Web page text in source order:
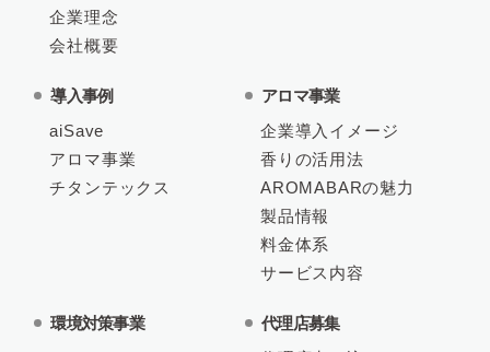
企業理念
会社概要
導入事例
aiSave
アロマ事業
チタンテックス
アロマ事業
企業導入イメージ
香りの活用法
AROMABARの魅力
製品情報
料金体系
サービス内容
環境対策事業
代理店募集